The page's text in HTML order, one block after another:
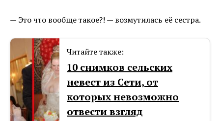
— Это что вообще такое?! — возмутилась её сестра.
Читайте также:
10 снимков сельских
невест из Сети, от
которых невозможно
отвести взгляд